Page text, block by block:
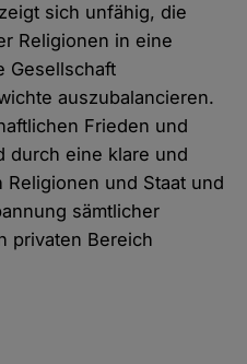
sich unfähig, die
Religionen in eine
Gesellschaft
auszubalancieren.
Frieden und
durch eine klare und
und Staat und
sämtlicher
privaten Bereich